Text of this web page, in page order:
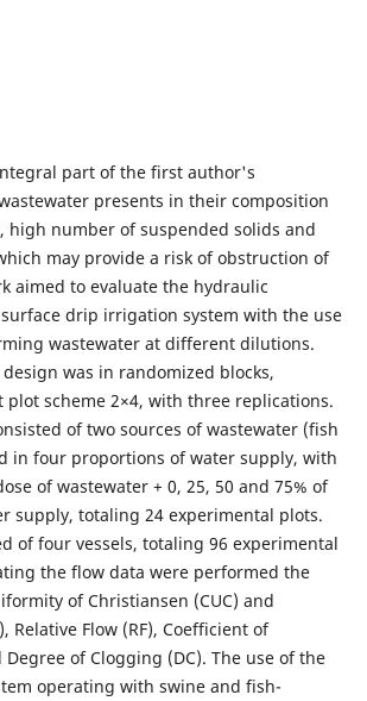
part of the first author's
presents in their composition
high number of suspended solids and
may provide a risk of obstruction of
aimed to evaluate the hydraulic
drip irrigation system with the use
wastewater at different dilutions.
was in randomized blocks,
plot scheme 2×4, with three replications.
of two sources of wastewater (fish
in four proportions of water supply, with
of wastewater + 0, 25, 50 and 75% of
supply, totaling 24 experimental plots.
of four vessels, totaling 96 experimental
the flow data were performed the
of Christiansen (CUC) and
Relative Flow (RF), Coefficient of
Degree of Clogging (DC). The use of the
operating with swine and fish-